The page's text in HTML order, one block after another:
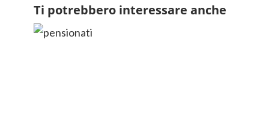
Ti potrebbero interessare anche